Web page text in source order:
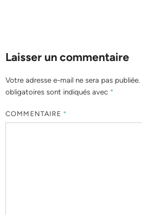
Laisser un commentaire
Votre adresse e-mail ne sera pas publiée.
obligatoires sont indiqués avec *
COMMENTAIRE *